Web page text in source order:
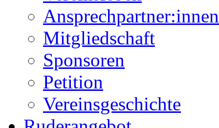
Ansprechpartner:innen
Mitgliedschaft
Sponsoren
Petition
Vereinsgeschichte